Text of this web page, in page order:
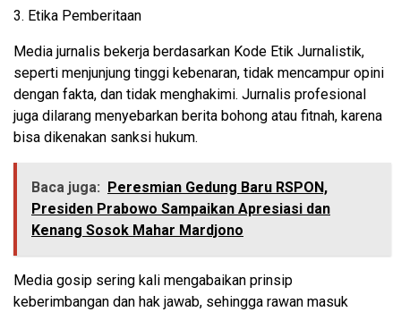
3. Etika Pemberitaan
Media jurnalis bekerja berdasarkan Kode Etik Jurnalistik,
seperti menjunjung tinggi kebenaran, tidak mencampur opini
dengan fakta, dan tidak menghakimi. Jurnalis profesional
juga dilarang menyebarkan berita bohong atau fitnah, karena
bisa dikenakan sanksi hukum.
Baca juga:
Peresmian Gedung Baru RSPON,
Presiden Prabowo Sampaikan Apresiasi dan
Kenang Sosok Mahar Mardjono
Media gosip sering kali mengabaikan prinsip
keberimbangan dan hak jawab, sehingga rawan masuk